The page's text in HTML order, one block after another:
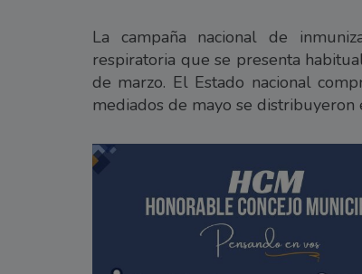
La campaña nacional de
respiratoria que se presenta
de marzo. El Estado nacional
mediados de mayo se